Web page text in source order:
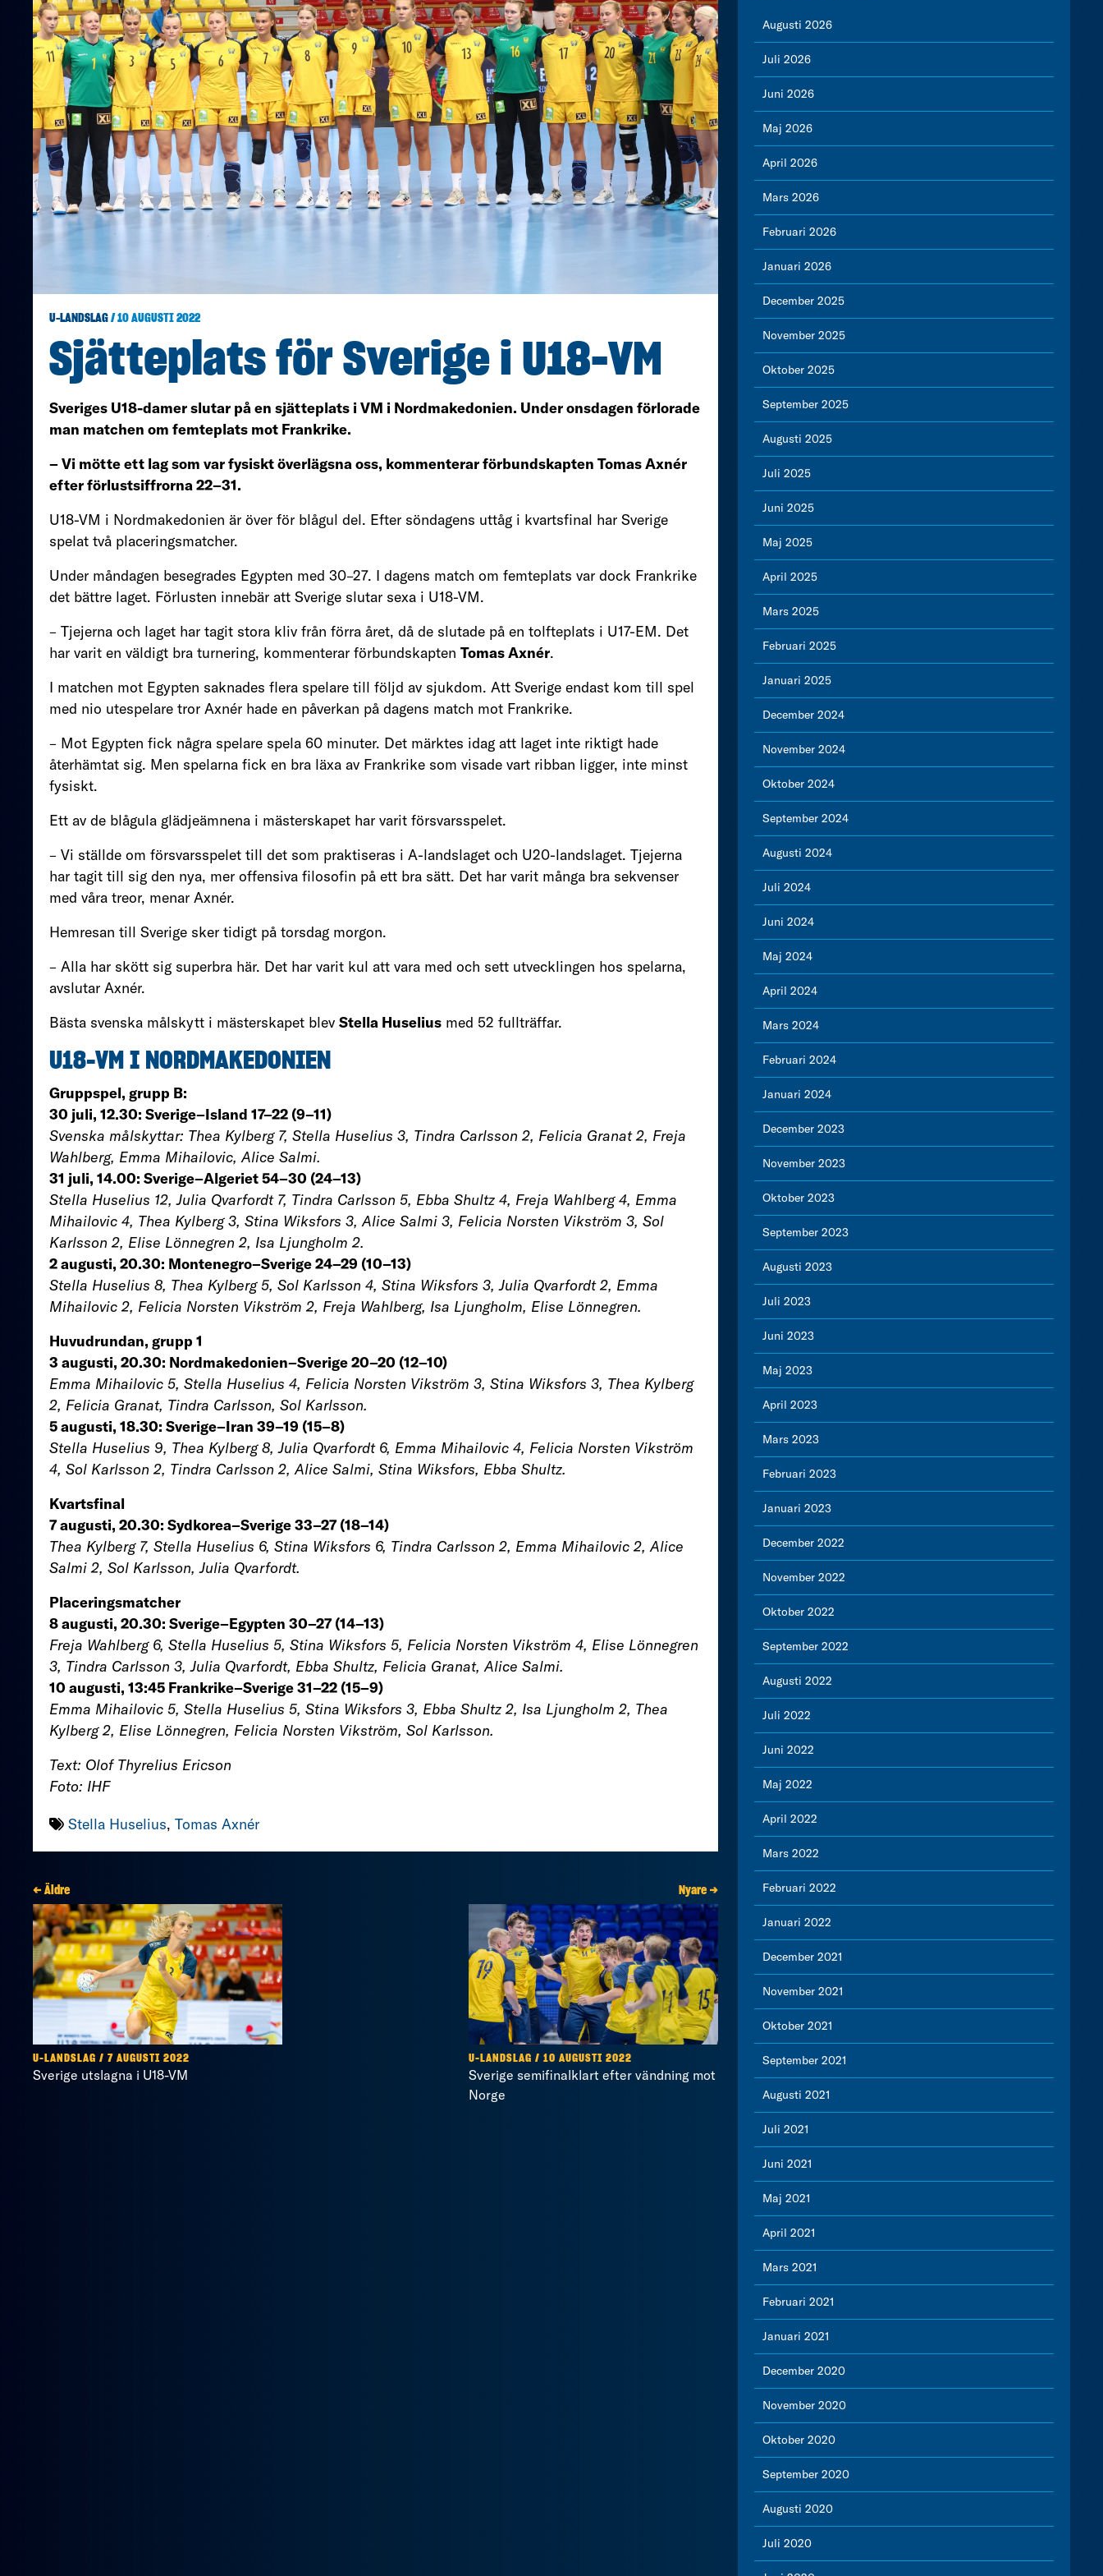
U-LANDSLAG / 10 AUGUSTI 2022
Sjätteplats för Sverige i U18-VM
Sveriges U18-damer slutar på en sjätteplats i VM i Nordmakedonien. Under onsdagen förlorade
man matchen om femteplats mot Frankrike.
– Vi mötte ett lag som var fysiskt överlägsna oss, kommenterar förbundskapten Tomas Axnér
efter förlustsiffrorna 22–31.
U18-VM i Nordmakedonien är över för blågul del. Efter söndagens uttåg i kvartsfinal har Sverige
spelat två placeringsmatcher.
Under måndagen besegrades Egypten med 30–27. I dagens match om femteplats var dock Frankrike
det bättre laget. Förlusten innebär att Sverige slutar sexa i U18-VM.
– Tjejerna och laget har tagit stora kliv från förra året, då de slutade på en tolfteplats i U17-EM. Det
har varit en väldigt bra turnering, kommenterar förbundskapten Tomas Axnér.
I matchen mot Egypten saknades flera spelare till följd av sjukdom. Att Sverige endast kom till spel
med nio utespelare tror Axnér hade en påverkan på dagens match mot Frankrike.
– Mot Egypten fick några spelare spela 60 minuter. Det märktes idag att laget inte riktigt hade
återhämtat sig. Men spelarna fick en bra läxa av Frankrike som visade vart ribban ligger, inte minst
fysiskt.
Ett av de blågula glädjeämnena i mästerskapet har varit försvarsspelet.
– Vi ställde om försvarsspelet till det som praktiseras i A-landslaget och U20-landslaget. Tjejerna
har tagit till sig den nya, mer offensiva filosofin på ett bra sätt. Det har varit många bra sekvenser
med våra treor, menar Axnér.
Hemresan till Sverige sker tidigt på torsdag morgon.
– Alla har skött sig superbra här. Det har varit kul att vara med och sett utvecklingen hos spelarna,
avslutar Axnér.
Bästa svenska målskytt i mästerskapet blev Stella Huselius med 52 fullträffar.
U18-VM I NORDMAKEDONIEN
Gruppspel, grupp B:
30 juli, 12.30: Sverige–Island 17–22 (9–11)
Svenska målskyttar: Thea Kylberg 7, Stella Huselius 3, Tindra Carlsson 2, Felicia Granat 2, Freja
Wahlberg, Emma Mihailovic, Alice Salmi.
31 juli, 14.00: Sverige–Algeriet 54–30 (24–13)
Stella Huselius 12, Julia Qvarfordt 7, Tindra Carlsson 5, Ebba Shultz 4, Freja Wahlberg 4, Emma
Mihailovic 4, Thea Kylberg 3, Stina Wiksfors 3, Alice Salmi 3, Felicia Norsten Vikström 3, Sol
Karlsson 2, Elise Lönnegren 2, Isa Ljungholm 2.
2 augusti, 20.30: Montenegro–Sverige 24–29 (10–13)
Stella Huselius 8, Thea Kylberg 5, Sol Karlsson 4, Stina Wiksfors 3, Julia Qvarfordt 2, Emma
Mihailovic 2, Felicia Norsten Vikström 2, Freja Wahlberg, Isa Ljungholm, Elise Lönnegren.
Huvudrundan, grupp 1
3 augusti, 20.30: Nordmakedonien–Sverige 20–20 (12–10)
Emma Mihailovic 5, Stella Huselius 4, Felicia Norsten Vikström 3, Stina Wiksfors 3, Thea Kylberg
2, Felicia Granat, Tindra Carlsson, Sol Karlsson.
5 augusti, 18.30: Sverige–Iran 39–19 (15–8)
Stella Huselius 9, Thea Kylberg 8, Julia Qvarfordt 6, Emma Mihailovic 4, Felicia Norsten Vikström
4, Sol Karlsson 2, Tindra Carlsson 2, Alice Salmi, Stina Wiksfors, Ebba Shultz.
Kvartsfinal
7 augusti, 20.30: Sydkorea–Sverige 33–27 (18–14)
Thea Kylberg 7, Stella Huselius 6, Stina Wiksfors 6, Tindra Carlsson 2, Emma Mihailovic 2, Alice
Salmi 2, Sol Karlsson, Julia Qvarfordt.
Placeringsmatcher
8 augusti, 20.30: Sverige–Egypten 30–27 (14–13)
Freja Wahlberg 6, Stella Huselius 5, Stina Wiksfors 5, Felicia Norsten Vikström 4, Elise Lönnegren
3, Tindra Carlsson 3, Julia Qvarfordt, Ebba Shultz, Felicia Granat, Alice Salmi.
10 augusti, 13:45 Frankrike–Sverige 31–22 (15–9)
Emma Mihailovic 5, Stella Huselius 5, Stina Wiksfors 3, Ebba Shultz 2, Isa Ljungholm 2, Thea
Kylberg 2, Elise Lönnegren, Felicia Norsten Vikström, Sol Karlsson.
Text: Olof Thyrelius Ericson
Foto: IHF
Stella Huselius, Tomas Axnér
← Äldre
U-LANDSLAG / 7 AUGUSTI 2022
Sverige utslagna i U18-VM
Nyare →
U-LANDSLAG / 10 AUGUSTI 2022
Sverige semifinalklart efter vändning mot
Norge
Augusti 2026
Juli 2026
Juni 2026
Maj 2026
April 2026
Mars 2026
Februari 2026
Januari 2026
December 2025
November 2025
Oktober 2025
September 2025
Augusti 2025
Juli 2025
Juni 2025
Maj 2025
April 2025
Mars 2025
Februari 2025
Januari 2025
December 2024
November 2024
Oktober 2024
September 2024
Augusti 2024
Juli 2024
Juni 2024
Maj 2024
April 2024
Mars 2024
Februari 2024
Januari 2024
December 2023
November 2023
Oktober 2023
September 2023
Augusti 2023
Juli 2023
Juni 2023
Maj 2023
April 2023
Mars 2023
Februari 2023
Januari 2023
December 2022
November 2022
Oktober 2022
September 2022
Augusti 2022
Juli 2022
Juni 2022
Maj 2022
April 2022
Mars 2022
Februari 2022
Januari 2022
December 2021
November 2021
Oktober 2021
September 2021
Augusti 2021
Juli 2021
Juni 2021
Maj 2021
April 2021
Mars 2021
Februari 2021
Januari 2021
December 2020
November 2020
Oktober 2020
September 2020
Augusti 2020
Juli 2020